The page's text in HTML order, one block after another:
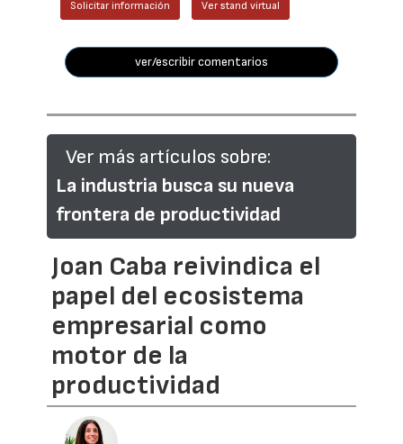
Solicitar información Ver stand virtual
ver/escribir comentarios
Ver más artículos sobre:
La industria busca su nueva
frontera de productividad
Joan Caba reivindica el
papel del ecosistema
empresarial como
motor de la
productividad